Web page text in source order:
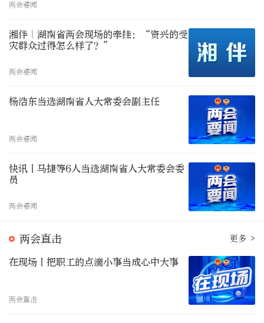
两会要闻
湘伴｜湖南省两会现场的牵挂：“资兴的受
灾群众过得怎么样了？”
两会要闻
杨浩东当选湖南省人大常委会副主任
两会要闻
快讯丨马捷等6人当选湖南省人大常委会委
员
两会要闻
两会直击 更多 >
在现场丨把职工的点滴小事当成心中大事
两会直击